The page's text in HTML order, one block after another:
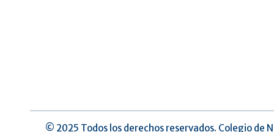
©️ 2025 Todos los derechos reservados. Colegio